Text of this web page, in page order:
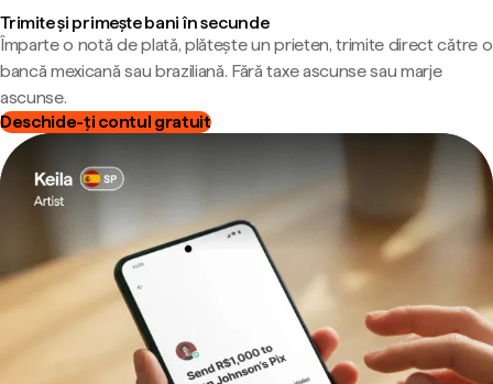
Trimite și primește bani în secunde
Împarte o notă de plată, plătește un prieten, trimite direct către o
bancă mexicană sau braziliană. Fără taxe ascunse sau marje
ascunse.
Deschide-ți contul gratuit